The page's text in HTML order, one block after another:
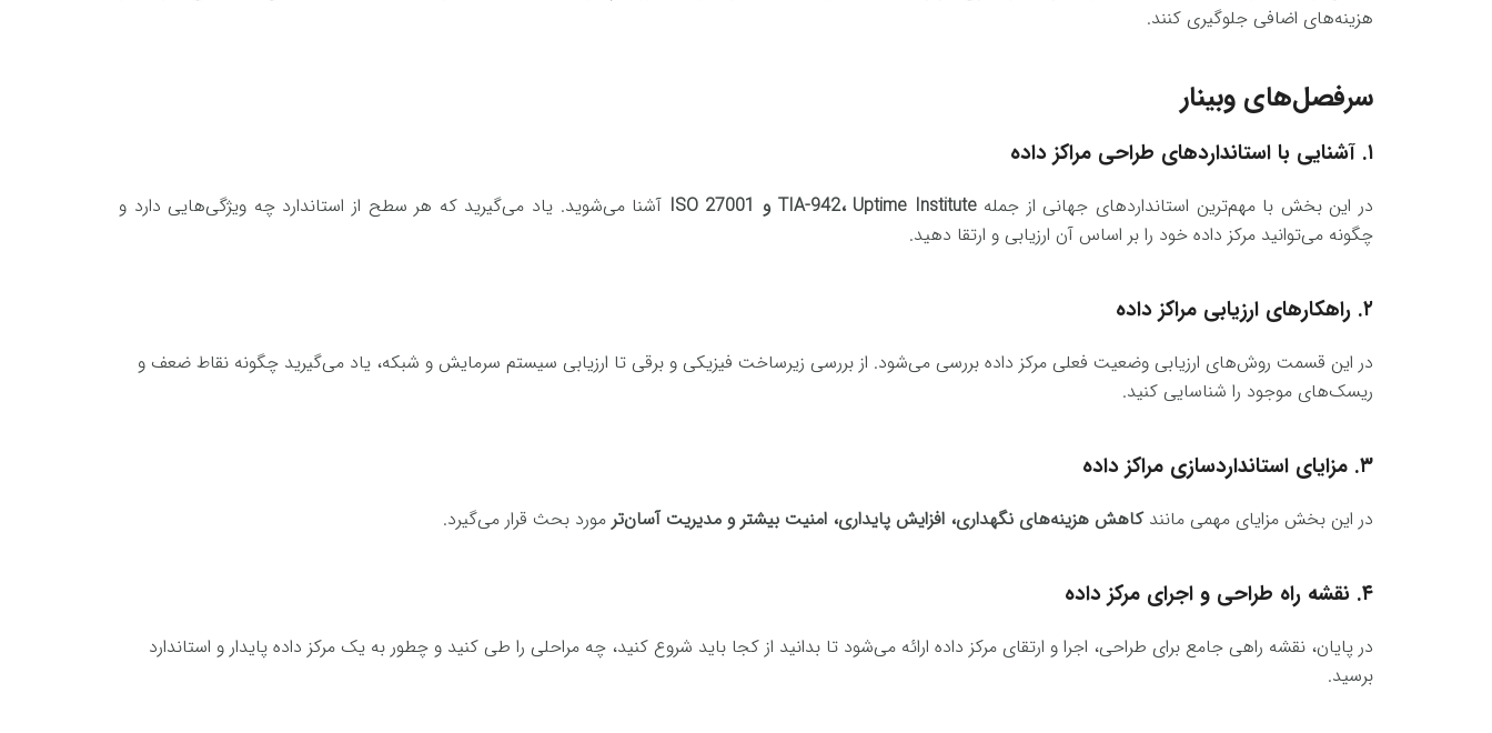
هزینه‌های اضافی جلوگیری کنند.
سرفصل‌های وبینار
۱. آشنایی با استانداردهای طراحی مراکز داده
در این بخش با مهم‌ترین استانداردهای جهانی از جملهTIA-942، Uptime Institute و ISO 27001
آشنا می‌شوید. یاد می‌گیرید که هر سطح از استاندارد چه ویژگی‌هایی دارد و
چگونه می‌توانید مرکز داده خود را بر اساس آن ارزیابی و ارتقا دهید.
۲. راهکارهای ارزیابی مراکز داده
در این قسمت روش‌های ارزیابی وضعیت فعلی مرکز داده بررسی می‌شود. از بررسی زیرساخت فیزیکی و برقی تا ارزیابی سیستم سرمایش و شبکه، یاد می‌گیرید چگونه نقاط ضعف و
ریسک‌های موجود را شناسایی کنید.
۳. مزایای استانداردسازی مراکز داده
در این بخش مزایای مهمی مانندکاهش هزینه‌های نگهداری، افزایش پایداری، امنیت بیشتر و مدیریت آسان‌تر مورد بحث قرار می‌گیرد.
۴. نقشه راه طراحی و اجرای مرکز داده
در پایان، نقشه راهی جامع برای طراحی، اجرا و ارتقای مرکز داده ارائه می‌شود تا بدانید از کجا باید شروع کنید، چه مراحلی را طی کنید و چطور به یک مرکز داده پایدار و استاندارد
برسید.